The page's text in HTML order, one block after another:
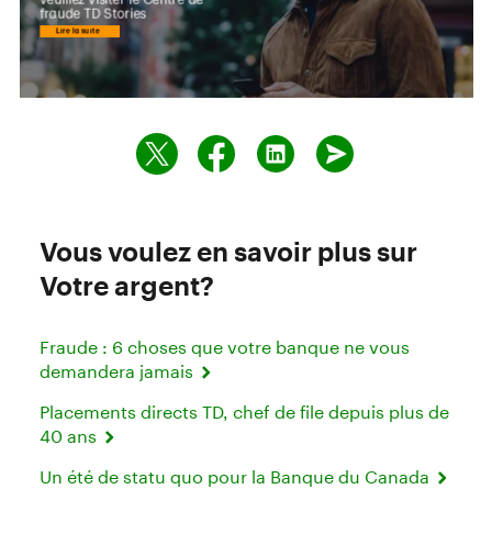
Vous voulez en savoir plus sur
Votre argent?
Fraude : 6 choses que votre banque ne vous
demandera jamais
Placements directs TD, chef de file depuis plus de
40 ans
Un été de statu quo pour la Banque du Canada